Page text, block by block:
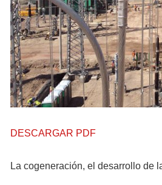
DESCARGAR PDF
La cogeneración, el desarrollo de